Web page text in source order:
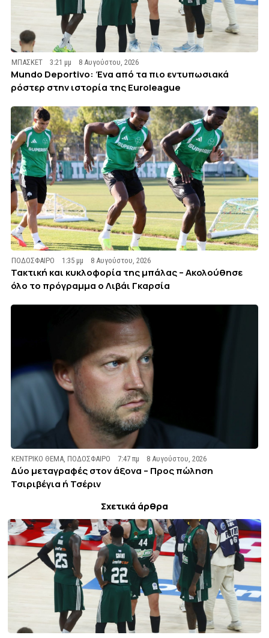
ΜΠΑΣΚΕΤ 3:21 μμ 8 Αυγούστου, 2026
Mundo Deportivo: Ένα από τα πιο εντυπωσιακά
ρόστερ στην ιστορία της Euroleague
ΠΟΔΟΣΦΑΙΡΟ 1:35 μμ 8 Αυγούστου, 2026
Τακτική και κυκλοφορία της μπάλας – Ακολούθησε
όλο το πρόγραμμα ο Λιβάι Γκαρσία
ΚΕΝΤΡΙΚΟ ΘΕΜΑ,ΠΟΔΟΣΦΑΙΡΟ 7:47 πμ 8 Αυγούστου, 2026
Δύο μεταγραφές στον άξονα – Προς πώληση
Τσιριβέγια ή Τσέριν
Σχετικά άρθρα